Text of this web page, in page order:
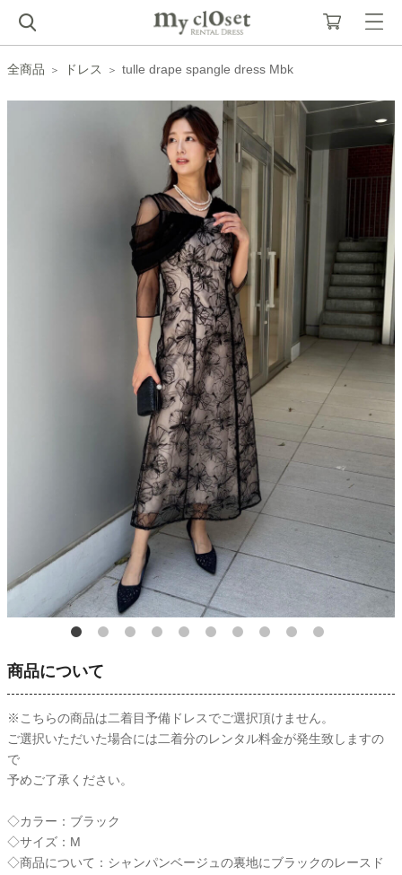
全商品 ドレス tulle drape spangle dress Mbk
商品について
※こちらの商品は二着目予備ドレスでご選択頂けません。
ご選択いただいた場合には二着分のレンタル料金が発生致しますの
で
予めご了承ください。
◇カラー：ブラック
◇サイズ：M
◇商品について：シャンパンベージュの裏地にブラックのレースド